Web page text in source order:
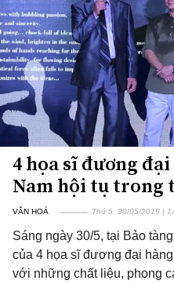
4 họa sĩ đương
Nam hội tụ trong
VĂN HOÁ Thứ 5, 30/05/2019 |
Sáng ngày 30/5, tại Bảo
của 4 họa sĩ đương đại
với những chất liệu, phong